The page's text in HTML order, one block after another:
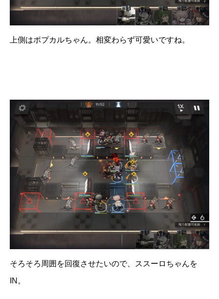
上側はポプカルちゃん。相変わらず可愛いですね。
そろそろ周囲を回復させたいので、ススーロちゃんを
IN。